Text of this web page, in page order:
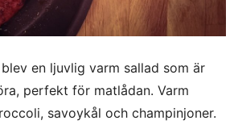
en ljuvlig varm sallad som är
perfekt för matlådan. Varm
savoykål och champinjoner.